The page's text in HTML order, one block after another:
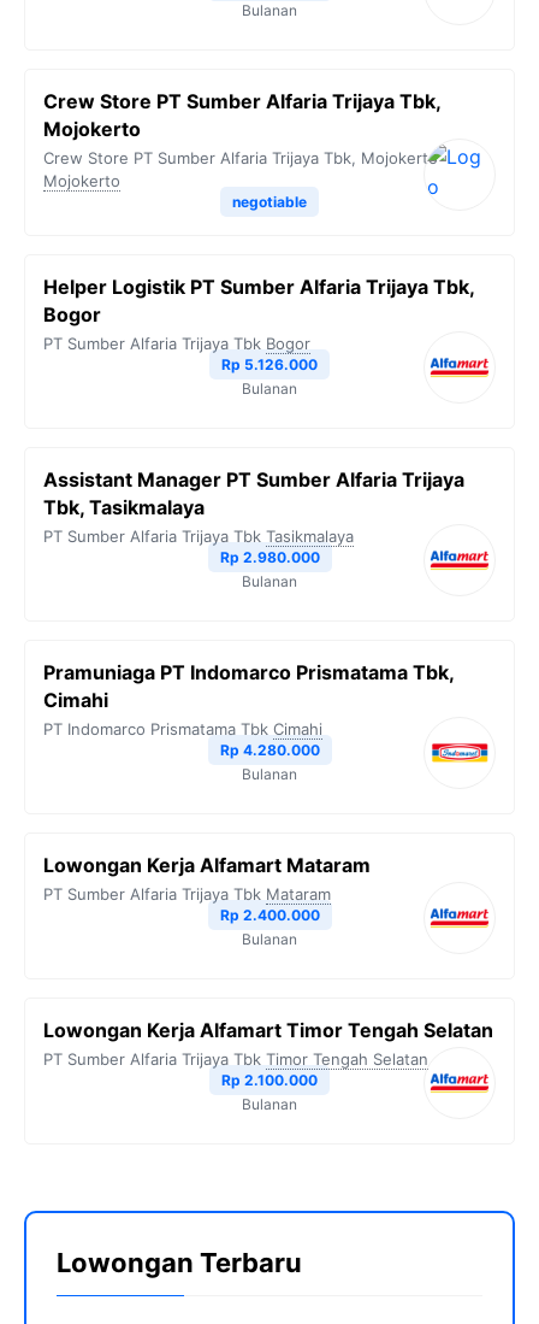
Bulanan
Crew Store PT Sumber Alfaria Trijaya Tbk,
Mojokerto
Crew Store PT Sumber Alfaria Trijaya Tbk, Mojokerto
Mojokerto
negotiable
Helper Logistik PT Sumber Alfaria Trijaya Tbk,
Bogor
PT Sumber Alfaria Trijaya Tbk Bogor
Rp 5.126.000
Bulanan
Assistant Manager PT Sumber Alfaria Trijaya
Tbk, Tasikmalaya
PT Sumber Alfaria Trijaya Tbk Tasikmalaya
Rp 2.980.000
Bulanan
Pramuniaga PT Indomarco Prismatama Tbk,
Cimahi
PT Indomarco Prismatama Tbk Cimahi
Rp 4.280.000
Bulanan
Lowongan Kerja Alfamart Mataram
PT Sumber Alfaria Trijaya Tbk Mataram
Rp 2.400.000
Bulanan
Lowongan Kerja Alfamart Timor Tengah Selatan
PT Sumber Alfaria Trijaya Tbk Timor Tengah Selatan
Rp 2.100.000
Bulanan
Lowongan Terbaru